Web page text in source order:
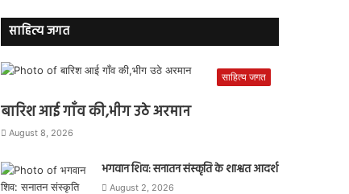
साहित्य जगत
साहित्य जगत
बारिश आई गाँव की,भीग उठे अरमान
August 8, 2026
भगवान शिव: सनातन संस्कृति के शाश्वत आदर्श
August 2, 2026